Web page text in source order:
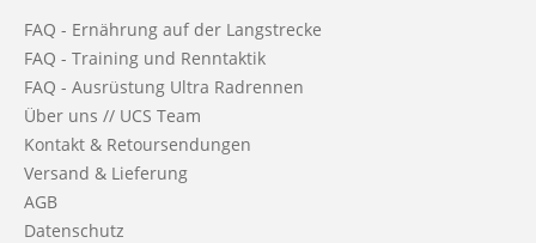
FAQ - Ernährung auf der Langstrecke
FAQ - Training und Renntaktik
FAQ - Ausrüstung Ultra Radrennen
Über uns // UCS Team
Kontakt & Retoursendungen
Versand & Lieferung
AGB
Datenschutz